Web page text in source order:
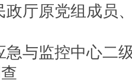
政厅原党组成员
急与监控中心二